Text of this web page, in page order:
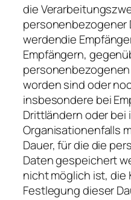
die
personenbezogener
werdendie
Empfängern,
worden sind oder
insbesondere bei
Drittländern oder
Organisationenfalls
Dauer, für die die
Daten gespeichert
nicht möglich ist, die
Festlegung dieser